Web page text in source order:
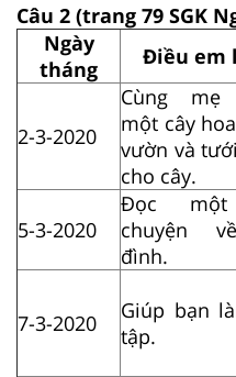
Câu 2 (trang 79 SGK
Ngày
tháng
Điều em
2-3-2020
Cùng mẹ
một cây
vườn và
cho cây.
5-3-2020
Đọc
chuyện
đình.
7-3-2020
Giúp bạn
tập.